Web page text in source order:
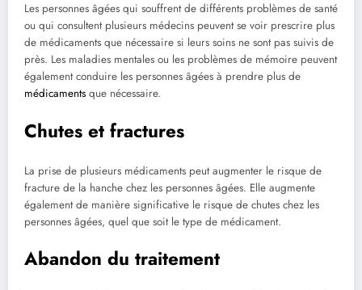
Les personnes âgées qui souffrent de différents problèmes de santé
ou qui consultent plusieurs médecins peuvent se voir prescrire plus
de médicaments que nécessaire si leurs soins ne sont pas suivis de
près. Les maladies mentales ou les problèmes de mémoire peuvent
également conduire les personnes âgées à prendre plus de
médicaments que nécessaire.
Chutes et fractures
La prise de plusieurs médicaments peut augmenter le risque de
fracture de la hanche chez les personnes âgées. Elle augmente
également de manière significative le risque de chutes chez les
personnes âgées, quel que soit le type de médicament.
Abandon du traitement